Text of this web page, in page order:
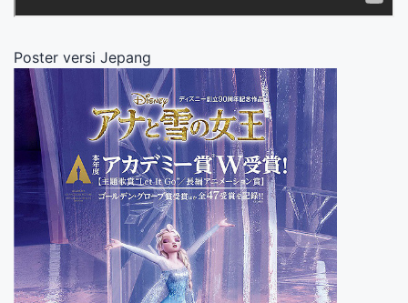
Poster versi Jepang